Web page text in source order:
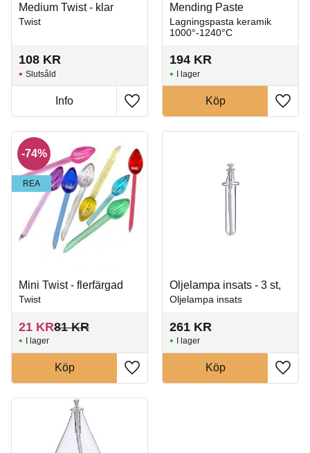
Medium Twist - klar
Twist
108 KR
Lägg till i favoriter
Slutsåld
Info
Mending Paste
Lagningspasta keramik
1000°-1240°C
194 KR
Lägg
I lager
Köp
Mini Twist - flerfärgad
Twist
21 KR81KR
74%
REA
Lägg till i favoriter
I lager
Köp
Oljelampa insats - 3 st,
Oljelampa insats
261 KR
Lägg
I lager
Köp